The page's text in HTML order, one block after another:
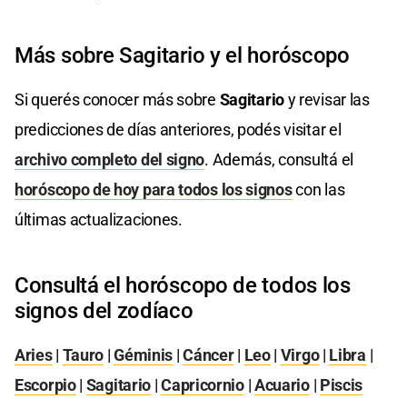
Más sobre Sagitario y el horóscopo
Si querés conocer más sobre Sagitarioy revisar las
predicciones de días anteriores, podés visitar el
archivo completo del signo. Además, consultá el
horóscopo de hoy para todos los signoscon las
últimas actualizaciones.
Consultá el horóscopo de todos los
signos del zodíaco
Aries| Tauro |Géminis |Cáncer| Leo| Virgo| Libra |
Escorpio| Sagitario |Capricornio|Acuario| Piscis